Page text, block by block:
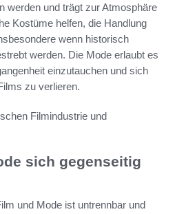
werden und trägt zur Atmosphäre
Kostüme helfen, die Handlung
wenn historisch
werden. Die Mode erlaubt es
einzutauchen und sich
zu verlieren.
sich gegenseitig
und Mode ist untrennbar und